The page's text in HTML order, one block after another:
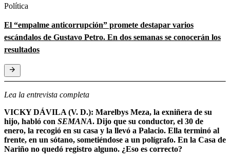
Política
El “empalme anticorrupción” promete destapar varios
escándalos de Gustavo Petro. En dos semanas se conocerán los
resultados
Lea la entrevista completa
VICKY DÁVILA (V. D.): Marelbys Meza, la exniñera de su
hijo, habló con SEMANA. Dijo que su conductor, el 30 de
enero, la recogió en su casa y la llevó a Palacio. Ella terminó al
frente, en un sótano, sometiéndose a un polígrafo. En la Casa de
Nariño no quedó registro alguno. ¿Eso es correcto?